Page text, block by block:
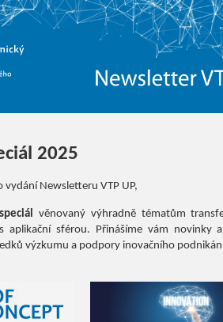
2025
vydání Newsletteru VTP UP,
věnovaný výhradně tématům
aplikační sférou. Přinášíme vám novinky
výzkumu a podpory inovačního